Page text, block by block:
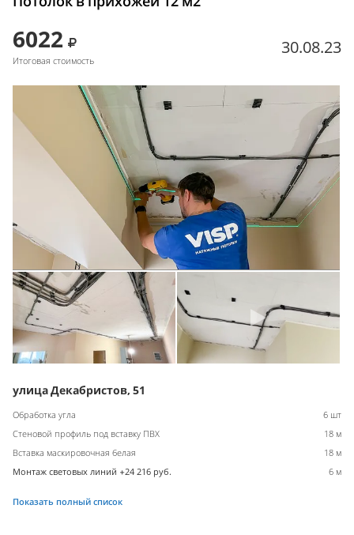
6022
Итоговая стоимость
30.08.23
улица Декабристов, 51
Обработка угла
6 шт
Стеновой профиль под вставку ПВХ
18 м
Вставка маскировочная белая
18 м
Монтаж световых линий +24 216 руб.
6 м
Показать полный список